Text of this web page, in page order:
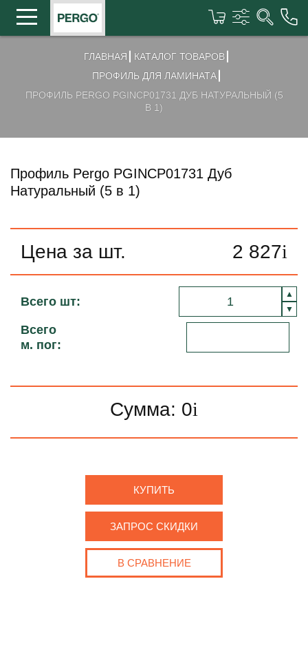
ГЛАВНАЯ
КАТАЛОГ ТОВАРОВ
ПРОФИЛЬ ДЛЯ ЛАМИНАТА
ПРОФИЛЬ PERGO PGINCP01731 ДУБ НАТУРАЛЬНЫЙ (5
В 1)
Профиль Pergo PGINCP01731 Дуб
Натуральный (5 в 1)
Цена за шт. 2 827i
Всего шт:
Всего
м. пог:
Сумма: 0i
КУПИТЬ
ЗАПРОС СКИДКИ
В СРАВНЕНИЕ